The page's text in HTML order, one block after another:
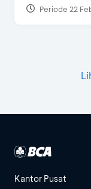
Periode 22
Kantor Pusat